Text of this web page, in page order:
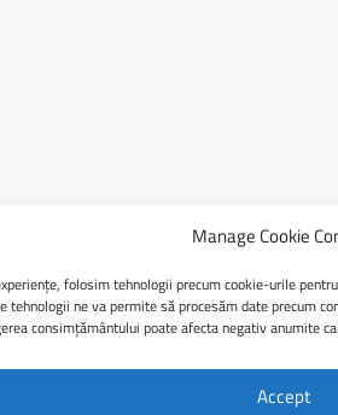
Manage Cookie
folosim tehnologii precum cookie-urile
tehnologii ne va permite să procesăm date precum
consimțământului poate afecta negativ anumite
Accept